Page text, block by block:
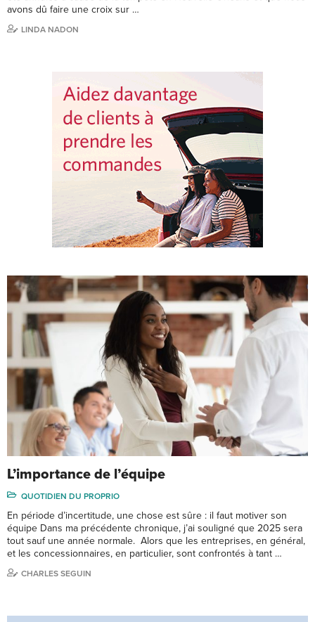
avons dû faire une croix sur …
LINDA NADON
L’importance de l’équipe
QUOTIDIEN DU PROPRIO
En période d’incertitude, une chose est sûre : il faut motiver son
équipe Dans ma précédente chronique, j’ai souligné que 2025 sera
tout sauf une année normale. Alors que les entreprises, en général,
et les concessionnaires, en particulier, sont confrontés à tant …
CHARLES SEGUIN